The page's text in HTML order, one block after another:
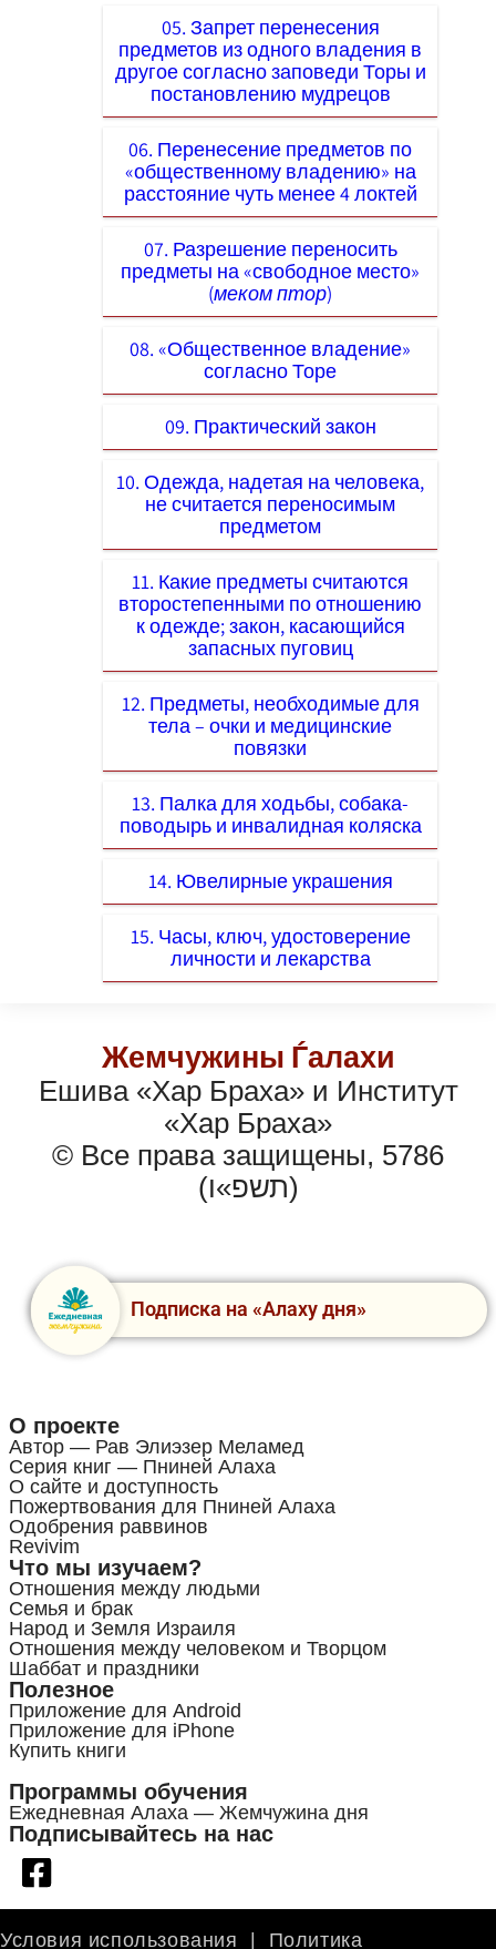
05. Запрет перенесения
предметов из одного владения в
другое согласно заповеди Торы и
постановлению мудрецов
06. Перенесение предметов по
«общественному владению» на
расстояние чуть менее 4 локтей
07. Разрешение переносить
предметы на «свободное место»
(меком птор)
08. «Общественное владение»
согласно Торе
09. Практический закон
10. Одежда, надетая на человека,
не считается переносимым
предметом
11. Какие предметы считаются
второстепенными по отношению
к одежде; закон, касающийся
запасных пуговиц
12. Предметы, необходимые для
тела – очки и медицинские
повязки
13. Палка для ходьбы, собака-
поводырь и инвалидная коляска
14. Ювелирные украшения
15. Часы, ключ, удостоверение
личности и лекарства
Жемчужины Ѓалахи
Ешива «Хар Браха» и Институт
«Хар Браха»
© Все права защищены, 5786
(תשפ»ו)
Подписка на «Алаху дня»
О проекте
Автор — Рав Элиэзер Меламед
Серия книг — Пниней Алаха
О сайте и доступность
Пожертвования для Пниней Алаха
Одобрения раввинов
Revivim
Что мы изучаем?
Отношения между людьми
Семья и брак
Народ и Земля Израиля
Отношения между человеком и Творцом
Шаббат и праздники
Полезное
Приложение для Android
Приложение для iPhone
Купить книги
Программы обучения
Ежедневная Алаха — Жемчужина дня
Подписывайтесь на нас
Условия использования | Политика